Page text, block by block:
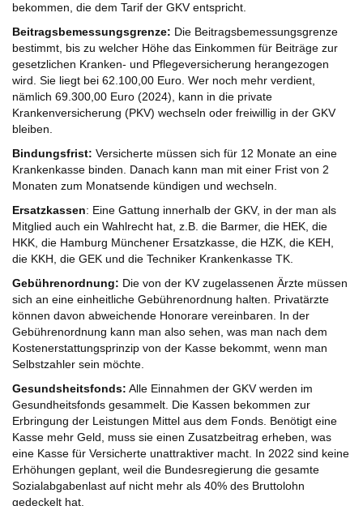
bekommen, die dem Tarif der GKV entspricht.
Beitragsbemessungsgrenze: Die Beitragsbemessungsgrenze
bestimmt, bis zu welcher Höhe das Einkommen für Beiträge zur
gesetzlichen Kranken- und Pflegeversicherung herangezogen
wird. Sie liegt bei 62.100,00 Euro. Wer noch mehr verdient,
nämlich 69.300,00 Euro (2024), kann in die private
Krankenversicherung (PKV) wechseln oder freiwillig in der GKV
bleiben.
Bindungsfrist: Versicherte müssen sich für 12 Monate an eine
Krankenkasse binden. Danach kann man mit einer Frist von 2
Monaten zum Monatsende kündigen und wechseln.
Ersatzkassen: Eine Gattung innerhalb der GKV, in der man als
Mitglied auch ein Wahlrecht hat, z.B. die Barmer, die HEK, die
HKK, die Hamburg Münchener Ersatzkasse, die HZK, die KEH,
die KKH, die GEK und die Techniker Krankenkasse TK.
Gebührenordnung: Die von der KV zugelassenen Ärzte müssen
sich an eine einheitliche Gebührenordnung halten. Privatärzte
können davon abweichende Honorare vereinbaren. In der
Gebührenordnung kann man also sehen, was man nach dem
Kostenerstattungsprinzip von der Kasse bekommt, wenn man
Selbstzahler sein möchte.
Gesundsheitsfonds: Alle Einnahmen der GKV werden im
Gesundheitsfonds gesammelt. Die Kassen bekommen zur
Erbringung der Leistungen Mittel aus dem Fonds. Benötigt eine
Kasse mehr Geld, muss sie einen Zusatzbeitrag erheben, was
eine Kasse für Versicherte unattraktiver macht. In 2022 sind keine
Erhöhungen geplant, weil die Bundesregierung die gesamte
Sozialabgabenlast auf nicht mehr als 40% des Bruttolohn
gedeckelt hat.